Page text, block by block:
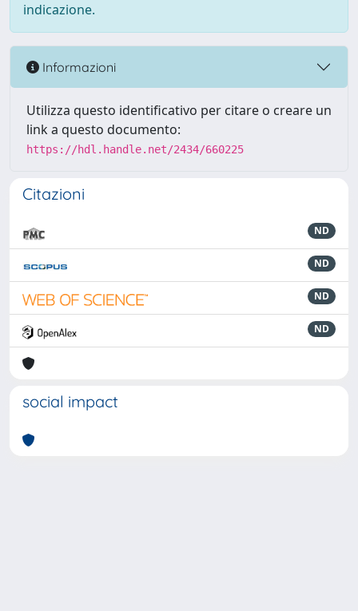
indicazione.
Informazioni
Utilizza questo identificativo per citare o creare un
link a questo documento:
https://hdl.handle.net/2434/660225
Citazioni
ND
ND
ND
ND
social impact